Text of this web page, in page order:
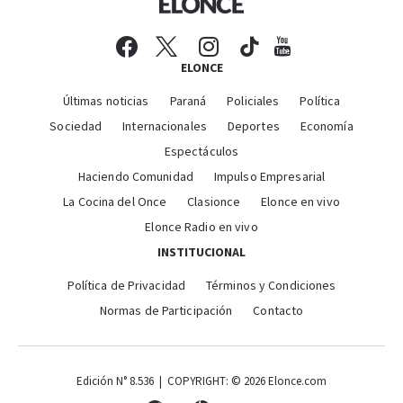
ELONCE
Últimas noticias Paraná Policiales
Política
Sociedad
Internacionales Deportes
Economía
Espectáculos
Haciendo Comunidad
Impulso Empresarial
La Cocina del Once
Clasionce
Elonce en vivo
Elonce Radio en vivo
INSTITUCIONAL
Política de Privacidad
Términos y Condiciones
Normas de Participación
Contacto
Edición N° 8.536 | COPYRIGHT: © 2026 Elonce.com